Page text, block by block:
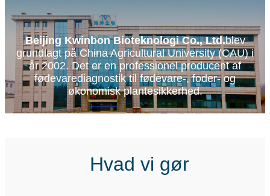
Beijing Kwinbon Bioteknologi Co., Ltd.blev
grundlagt på China Agricultural University (CAU) i
år 2002. Det er en professionel producent af
fødevarediagnostik til fødevare-, foder- og
økonomisk plantesikkerhed.
Hvad vi gør